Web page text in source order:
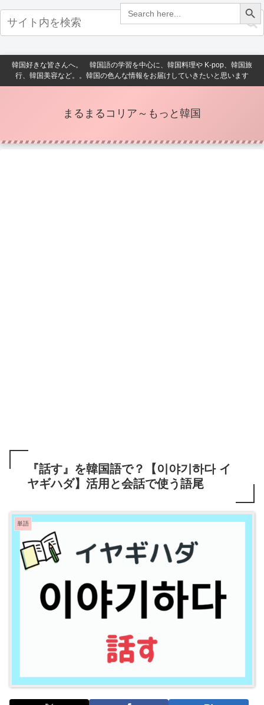
Search
for:
Search Button
韓国好きな皆さんへ。 韓国語の学習を中心に、韓国料理や K-pop、韓国旅
行、韓国美容など。。韓国の色んな情報をお届けしていきたいと思います
まるまるコリア～もっと韓国
『話す』を韓国語で？【이야기하다 イ
ヤギハダ】活用と会話で使う語尾
単語